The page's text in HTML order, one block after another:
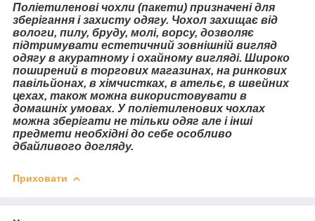
Поліетиленові чохли (пакети) призначені для
зберігання і захисту одягу. Чохол захищає від
вологи, пилу, бруду, молі, ворсу, дозволяє
підтримувати естетичний зовнішній вигляд
одягу в акуратному і охайному вигляді. Широко
поширений в торгових магазинах, на ринкових
павільйонах, в хімчистках, в ательє, в швейних
цехах, також можна використовувати в
домашніх умовах. У поліетиленових чохлах
можна зберігати не тільки одяг але і інші
предмети необхідні до себе особливо
дбайливого догляду.
Приховати